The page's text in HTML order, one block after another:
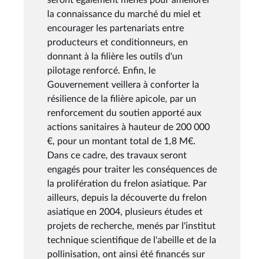
la connaissance du marché du miel et
encourager les partenariats entre
producteurs et conditionneurs, en
donnant à la filière les outils d'un
pilotage renforcé. Enfin, le
Gouvernement veillera à conforter la
résilience de la filière apicole, par un
renforcement du soutien apporté aux
actions sanitaires à hauteur de 200 000
€, pour un montant total de 1,8 M€.
Dans ce cadre, des travaux seront
engagés pour traiter les conséquences de
la prolifération du frelon asiatique. Par
ailleurs, depuis la découverte du frelon
asiatique en 2004, plusieurs études et
projets de recherche, menés par l'institut
technique scientifique de l'abeille et de la
pollinisation, ont ainsi été financés sur